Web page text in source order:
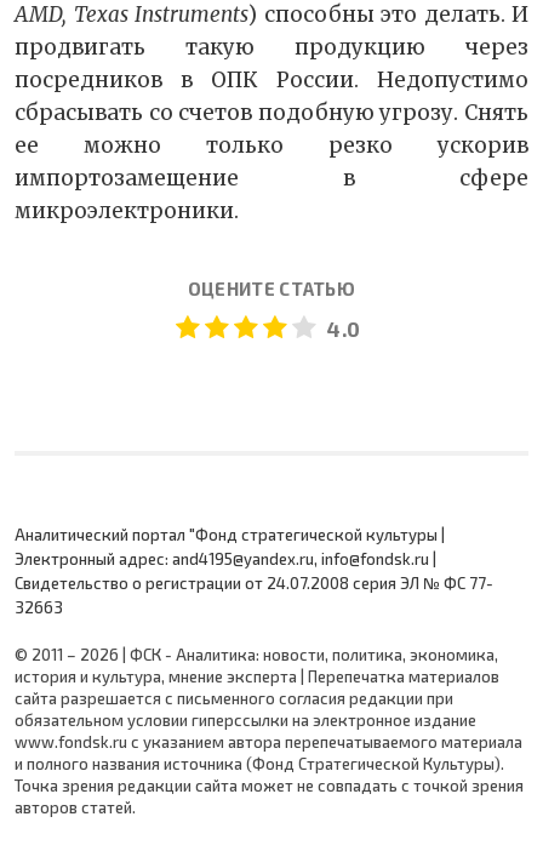
AMD, Texas Instruments) способны это делать. И
продвигать такую продукцию через
посредников в ОПК России. Недопустимо
сбрасывать со счетов подобную угрозу. Снять
ее можно только резко ускорив
импортозамещение в сфере
микроэлектроники.
ОЦЕНИТЕ СТАТЬЮ
4.0
Аналитический портал "Фонд стратегической культуры |
Электронный адрес: and4195@yandex.ru, info@fondsk.ru |
Cвидетельство о регистрации от 24.07.2008 серия ЭЛ № ФС 77-
32663
© 2011 – 2026 | ФСК - Аналитика: новости, политика, экономика,
история и культура, мнение эксперта | Перепечатка материалов
сайта разрешается с письменного согласия редакции при
обязательном условии гиперссылки на электронное издание
www.fondsk.ru с указанием автора перепечатываемого материала
и полного названия источника (Фонд Стратегической Культуры).
Точка зрения редакции сайта может не совпадать с точкой зрения
авторов статей.